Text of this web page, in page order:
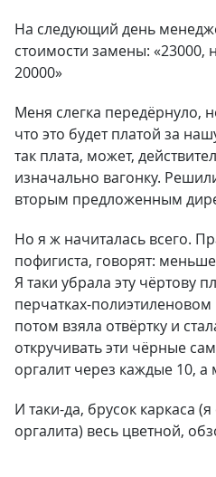
На следующий день
стоимости замены: «23000,
20000»
Меня слегка передёрнуло,
что это будет платой за
так плата, может,
изначально вагонку.
вторым предложенным
Но я ж начиталась всего.
пофигиста, говорят:
Я таки убрала эту чёртову
перчатках-
потом взяла отвёртку и
откручивать эти чёрные
оргалит через каждые 10, а
И таки-да, брусок каркаса
оргалита) весь цветной,